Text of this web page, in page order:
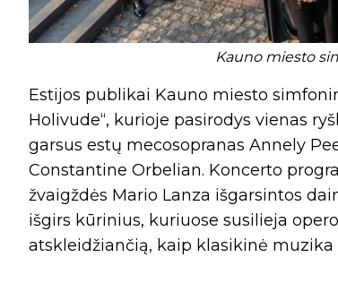
Kauno miesto
Estijos publikai Kauno miesto
Holivude“, kurioje pasirodys vienas
garsus estų mecosopranas Annely
Constantine Orbelian. Koncerto
žvaigždės Mario Lanza išgarsintos
išgirs kūrinius, kuriuose susilieja
atskleidžiančią, kaip klasikinė